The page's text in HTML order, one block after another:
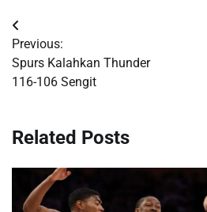
Post
navigation
Previous:
Spurs Kalahkan Thunder
116-106 Sengit
Related Posts